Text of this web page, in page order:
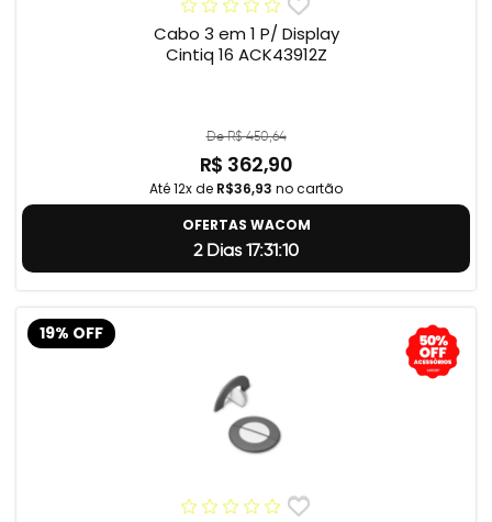
Cabo 3 em 1 P/ Display
Cintiq 16 ACK43912Z
De R$ 450,64
R$ 362,90
Até 12x de R$36,93 no cartão
OFERTAS WACOM
2 Dias 17:31:9
19% OFF